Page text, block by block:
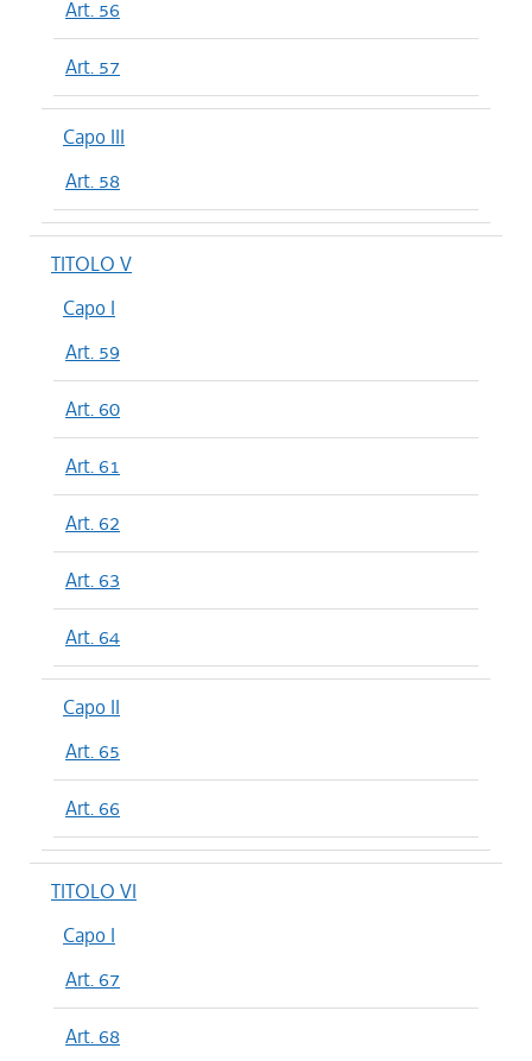
Art. 56
Art. 57
Capo III
Art. 58
TITOLO V
Capo I
Art. 59
Art. 60
Art. 61
Art. 62
Art. 63
Art. 64
Capo II
Art. 65
Art. 66
TITOLO VI
Capo I
Art. 67
Art. 68